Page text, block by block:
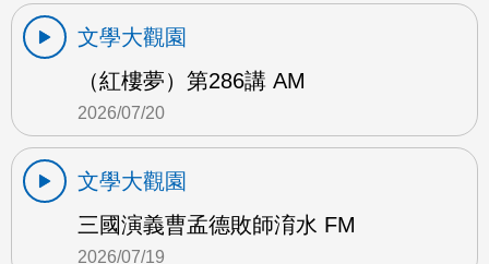
文學大觀園
（紅樓夢）第286講 AM
2026/07/20
文學大觀園
三國演義曹孟德敗師淯水 FM
2026/07/19